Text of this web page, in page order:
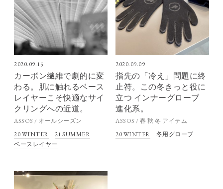
2020.09.15
カーボン繊維で劇的に変
わる。肌に触れるベース
レイヤーこそ快適なサイ
クリングへの近道。
ASSOS / オールシーズン
20 WINTER
21 SUMMER
ベースレイヤー
2020.09.09
指先の「冷え」問題に終
止符。この冬きっと役に
立つ インナーグローブ
進化系。
ASSOS / 春 秋 冬 アイテム
20 WINTER
冬用グローブ